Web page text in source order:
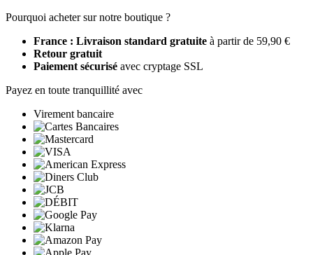
Pourquoi acheter sur notre boutique ?
France : Livraison standard gratuite à partir de 59,90 €
Retour gratuit
Paiement sécurisé avec cryptage SSL
Payez en toute tranquillité avec
Virement bancaire